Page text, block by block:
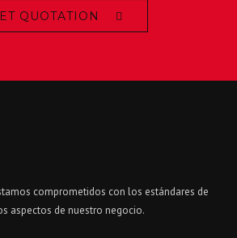
QUOTATION
comprometidos con los estándares de
aspectos de nuestro negocio.